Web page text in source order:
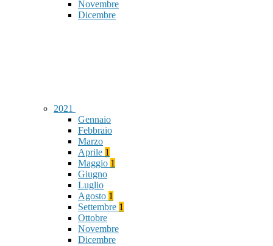
Novembre
Dicembre
2021
Gennaio
Febbraio
Marzo
Aprile 1
Maggio 1
Giugno
Luglio
Agosto 1
Settembre 1
Ottobre
Novembre
Dicembre